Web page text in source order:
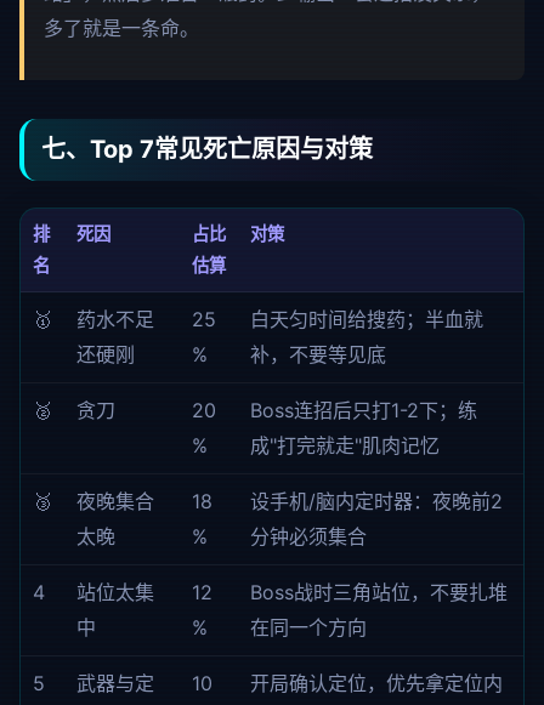
多了就是一条命。
七、Top 7常见死亡原因与对策
排
名
死因
占比
估算
对策
🥇
药水不足
还硬刚
25
%
白天匀时间给搜药；半血就
补，不要等见底
🥈 贪刀
20
%
Boss连招后只打1-2下；练
成"打完就走"肌肉记忆
🥉
夜晚集合
太晚
18
%
设手机/脑内定时器：夜晚前2
分钟必须集合
4
站位太集
中
12
%
Boss战时三角站位，不要扎堆
在同一个方向
5
武器与定
10
开局确认定位，优先拿定位内